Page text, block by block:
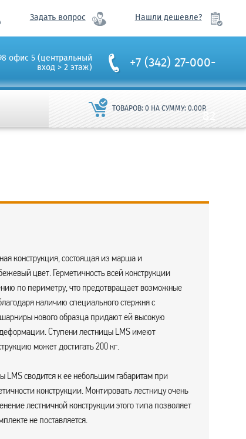
Задать вопрос Нашли дешевле?
офис 5 (центральный
вход > 2 этаж) +7 (342) 27-000-
82
ТОВАРОВ:0 НА СУММУ:0.00Р.
конструкция, состоящая из марша и
цвет. Герметичность всей конструкции
по периметру, что предотвращает возможные
наличию специального стержня с
нового образца придают ей высокую
Ступени лестницы LMS имеют
может достигать 200 кг.
LMS сводится к ее небольшим габаритам при
конструкции. Монтировать лестницу очень
лестничной конструкции этого типа позволяет
не поставляется.